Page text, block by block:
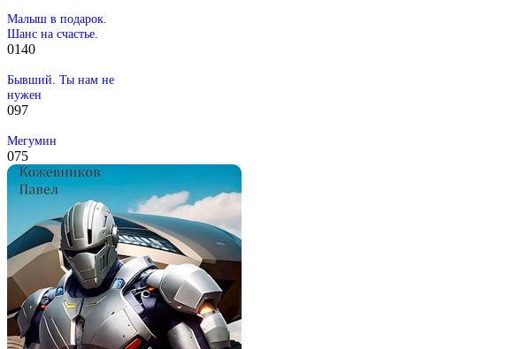
Малыш в подарок.
Шанс на счастье.
0140
Бывший. Ты нам не
нужен
097
Мегумин
075